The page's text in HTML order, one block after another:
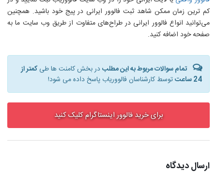
کم‌ ترین زمان ممکن شاهد ثبت فالوور ایرانی در پیج خود باشید. همچنین
می‌توانید انواع فالوور ایرانی در طراح‌های متفاوت از طریق وب سایت ما به
صفحه خود اضافه کنید.
تمام سوالات مربوط به این مطلبدر بخش کامنت ها طیکمتر از
24 ساعت
توسط کارشناسان فالووریاب پاسخ داده می شود!
برای خرید فالوور اینستاگرام کلیک کنید
ارسال دیدگاه